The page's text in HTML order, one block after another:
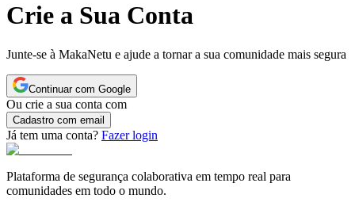
Crie a Sua Conta
Junte-se à MakaNetu e ajude a tornar a sua comunidade mais segura
Continuar com Google
Ou crie a sua conta com
Cadastro com email
Já tem uma conta? Fazer login
Plataforma de segurança colaborativa em tempo real para
comunidades em todo o mundo.